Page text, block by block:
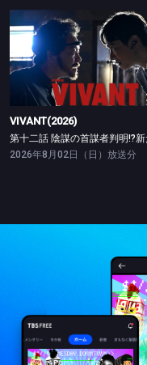
VIVANT(2026)
VIVANT(2026)
2026年8月02日（日）放送分